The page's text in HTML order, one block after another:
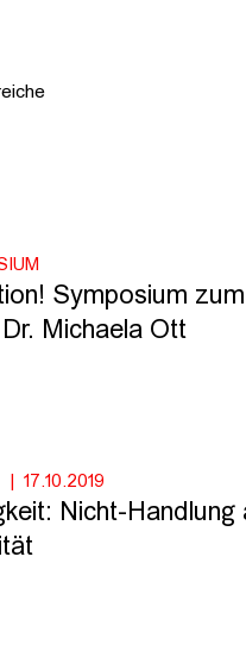
Symposium
Michaela Ott
17.10.2019
Nicht-Handlung